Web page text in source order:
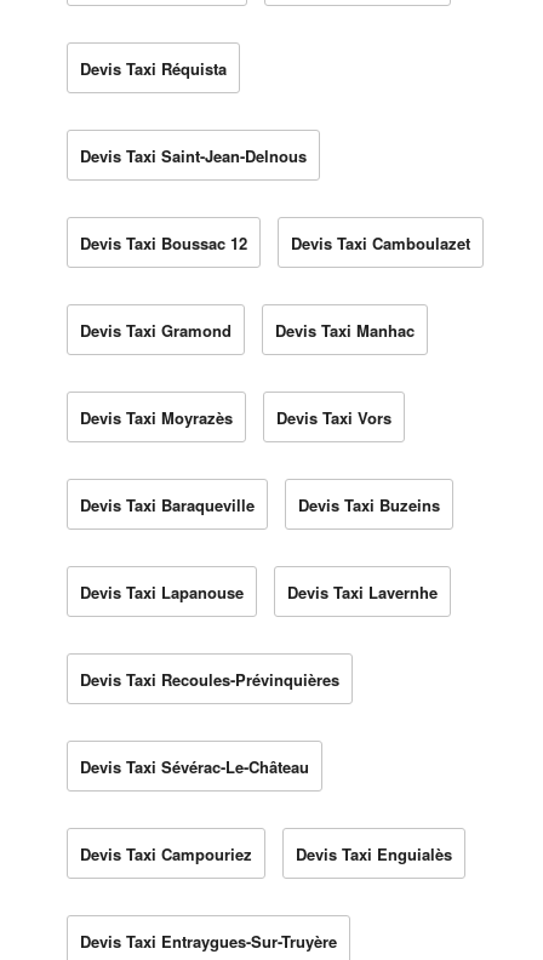
Devis Taxi Réquista
Devis Taxi Saint-Jean-Delnous
Devis Taxi Boussac 12 Devis Taxi Camboulazet
Devis Taxi Gramond Devis Taxi Manhac
Devis Taxi Moyrazès Devis Taxi Vors
Devis Taxi Baraqueville Devis Taxi Buzeins
Devis Taxi Lapanouse Devis Taxi Lavernhe
Devis Taxi Recoules-Prévinquières
Devis Taxi Sévérac-Le-Château
Devis Taxi Campouriez Devis Taxi Enguialès
Devis Taxi Entraygues-Sur-Truyère